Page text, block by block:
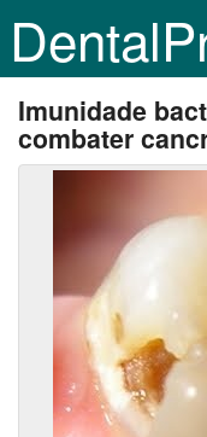
Imunidade
combater